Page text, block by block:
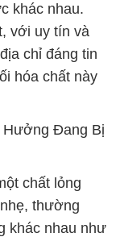
khác nhau.
với uy tín và
chỉ đáng tin
hóa chất này
Hưởng Đang Bị
chất lỏng
thường
khác nhau như